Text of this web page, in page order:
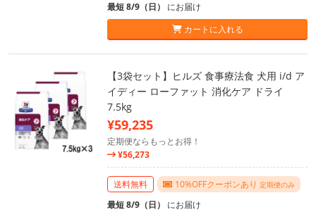
最短 8/9（日） にお届け
カートに入れる
【3袋セット】ヒルズ 食事療法食 犬用 i/d ア
イディー ローファット 消化ケア ドライ
7.5kg
¥59,235
定期便ならもっとお得！
¥56,273
送料無料 10%OFFクーポンあり 定期便のみ
最短 8/9（日） にお届け